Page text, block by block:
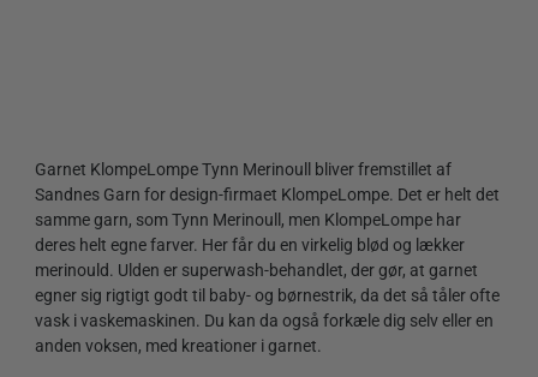
Garnet KlompeLompe Tynn Merinoull bliver fremstillet af
Sandnes Garn for design-firmaet KlompeLompe. Det er helt det
samme garn, som Tynn Merinoull, men KlompeLompe har
deres helt egne farver. Her får du en virkelig blød og lækker
merinould. Ulden er superwash-behandlet, der gør, at garnet
egner sig rigtigt godt til baby- og børnestrik, da det så tåler ofte
vask i vaskemaskinen. Du kan da også forkæle dig selv eller en
anden voksen, med kreationer i garnet.